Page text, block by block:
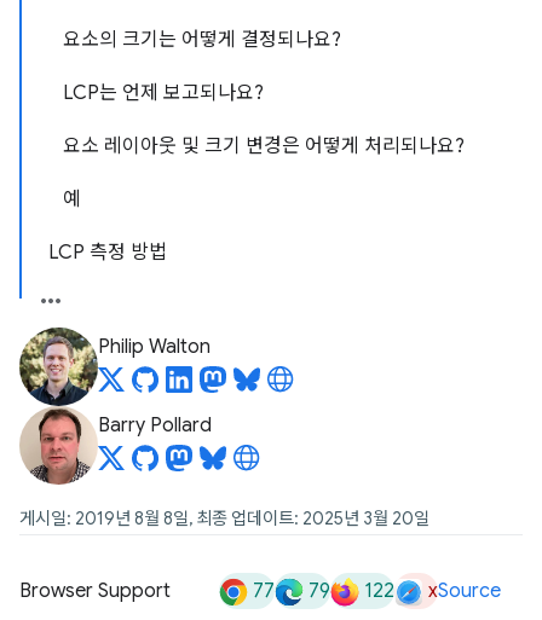
요소의 크기는 어떻게 결정되나요?
LCP는 언제 보고되나요?
요소 레이아웃 및 크기 변경은 어떻게 처리되나요?
예
LCP 측정 방법
Philip Walton
Barry Pollard
게시일: 2019년 8월 8일, 최종 업데이트: 2025년 3월 20일
Browser Support 77 79 122 xSource